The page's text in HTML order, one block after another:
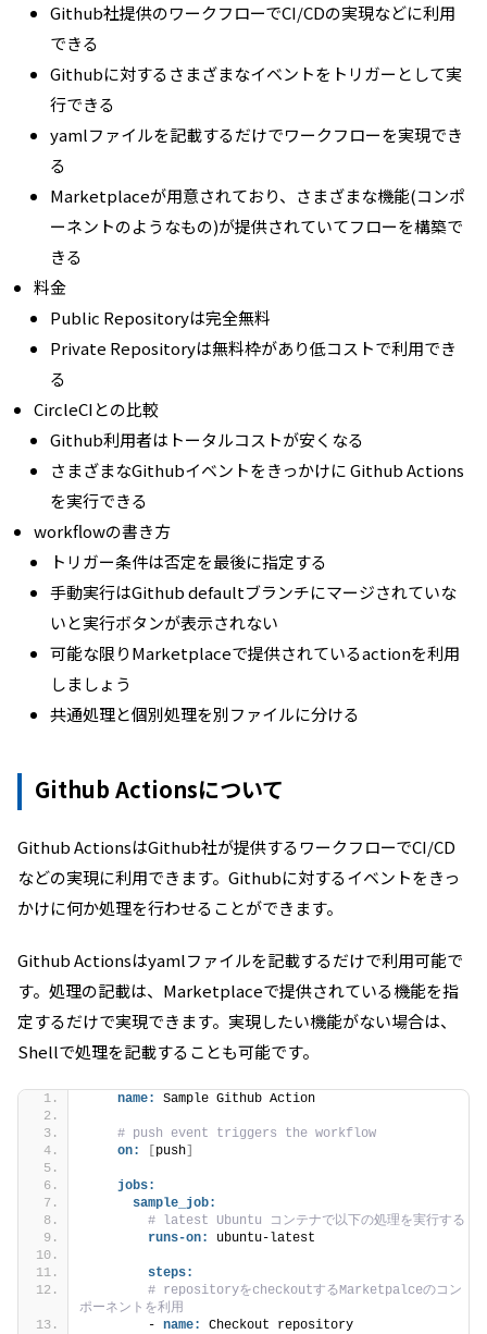
Github社提供のワークフローでCI/CDの実現などに利用
できる
Githubに対するさまざまなイベントをトリガーとして実
行できる
yamlファイルを記載するだけでワークフローを実現でき
る
Marketplaceが用意されており、さまざまな機能(コンポ
ーネントのようなもの)が提供されていてフローを構築で
きる
料金
Public Repositoryは完全無料
Private Repositoryは無料枠があり低コストで利用でき
る
CircleCIとの比較
Github利用者はトータルコストが安くなる
さまざまなGithubイベントをきっかけに Github Actions
を実行できる
workflowの書き方
トリガー条件は否定を最後に指定する
手動実行はGithub defaultブランチにマージされていな
いと実行ボタンが表示されない
可能な限りMarketplaceで提供されているactionを利用
しましょう
共通処理と個別処理を別ファイルに分ける
Github Actionsについて
Github ActionsはGithub社が提供するワークフローでCI/CD
などの実現に利用できます。Githubに対するイベントをきっ
かけに何か処理を行わせることができます。
Github Actionsはyamlファイルを記載するだけで利用可能で
す。処理の記載は、Marketplaceで提供されている機能を指
定するだけで実現できます。実現したい機能がない場合は、
Shellで処理を記載することも可能です。
name: Sample Github Action
# push event triggers the workflow
on:
push
jobs:
sample_job:
# latest Ubuntu コンテナで以下の処理を実行する
runs-on:
ubuntu-latest
steps:
# repositoryをcheckoutするMarketpalceのコン
ポーネントを利用
        -
name:
Checkout repository